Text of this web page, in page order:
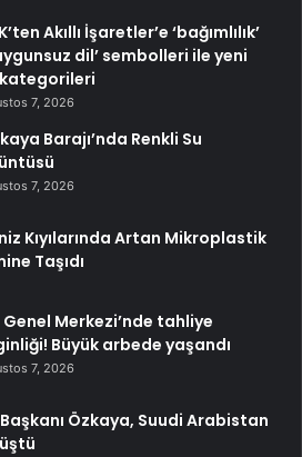
Akıllı İşaretler’e ‘bağımlılık’
dil’ sembolleri ile yeni
7, 2026
Barajı’nda Renkli Su
7, 2026
Kıyılarında Artan Mikroplastik
Taşıdı
Genel Merkezi’nde tahliye
Büyük arbede yaşandı
7, 2026
Özkaya, Suudi Arabistan